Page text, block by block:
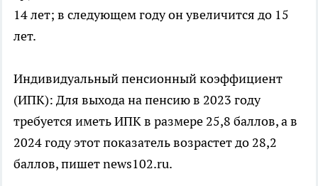
14 лет; в следующем году он увеличится до 15
лет.
Индивидуальный пенсионный коэффициент
(ИПК): Для выхода на пенсию в 2023 году
требуется иметь ИПК в размере 25,8 баллов, а в
2024 году этот показатель возрастет до 28,2
баллов, пишет news102.ru.